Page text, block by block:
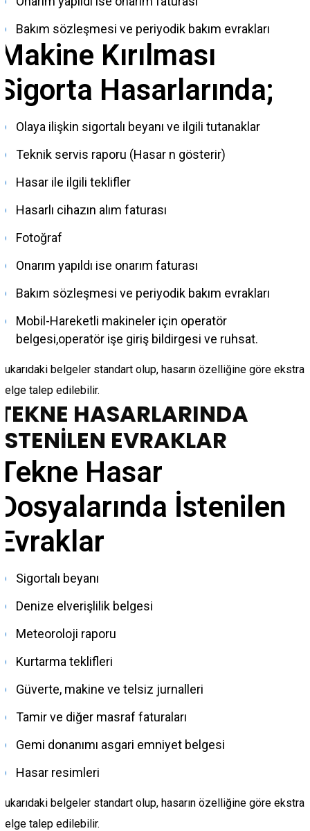
Bakım sözleşmesi ve periyodik bakım evrakları
Kırılması
Hasarlarında;
Olaya ilişkin sigortalı beyanı ve ilgili tutanaklar
Teknik servis raporu (Hasar n gösterir)
Hasar ile ilgili teklifler
Hasarlı cihazın alım faturası
Fotoğraf
Onarım yapıldı ise onarım faturası
Bakım sözleşmesi ve periyodik bakım evrakları
Mobil-Hareketli makineler için operatör
belgesi,operatör işe giriş bildirgesi ve ruhsat.
belgeler standart olup, hasarın özelliğine göre ekstra
talep edilebilir.
HASARLARINDA
EVRAKLAR
Hasar
İstenilen
Sigortalı beyanı
Denize elverişlilik belgesi
Meteoroloji raporu
Kurtarma teklifleri
Güverte, makine ve telsiz jurnalleri
Tamir ve diğer masraf faturaları
Gemi donanımı asgari emniyet belgesi
Hasar resimleri
belgeler standart olup, hasarın özelliğine göre ekstra
talep edilebilir.